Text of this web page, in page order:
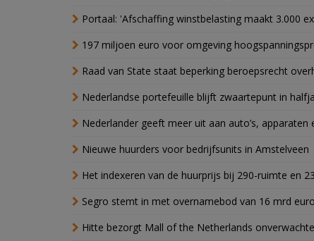
Portaal: 'Afschaffing winstbelasting maakt 3.000
197 miljoen euro voor omgeving
Raad van State staat beperking beroepsrecht
Nederlandse portefeuille blijft zwaartepunt in
Nederlander geeft meer uit aan auto’s, apparaten
Nieuwe huurders voor bedrijfsunits in Amstelveen
Het indexeren van de huurprijs bij 290-ruimte en
Segro stemt in met overnamebod van 16 mrd euro
Hitte bezorgt Mall of the Netherlands